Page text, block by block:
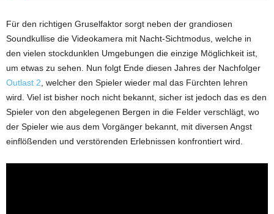
Für den richtigen Gruselfaktor sorgt neben der grandiosen
Soundkullise die Videokamera mit Nacht-Sichtmodus, welche in
den vielen stockdunklen Umgebungen die einzige Möglichkeit ist,
um etwas zu sehen. Nun folgt Ende diesen Jahres der Nachfolger
Outlast 2 , welcher den Spieler wieder mal das Fürchten lehren
wird. Viel ist bisher noch nicht bekannt, sicher ist jedoch das es den
Spieler von den abgelegenen Bergen in die Felder verschlägt, wo
der Spieler wie aus dem Vorgänger bekannt, mit diversen Angst
einflößenden und verstörenden Erlebnissen konfrontiert wird.